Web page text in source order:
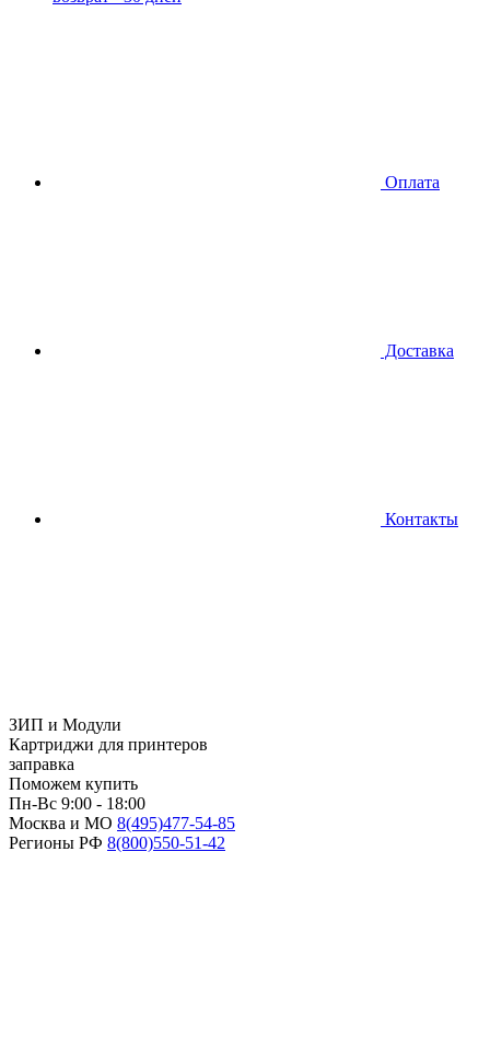
Оплата
Доставка
Контакты
ЗИП и Модули
Картриджи для принтеров
заправка
Поможем купить
Пн-Вс 9:00 - 18:00
Москва и МО 8(495)477-54-85
Регионы РФ 8(800)550-51-42